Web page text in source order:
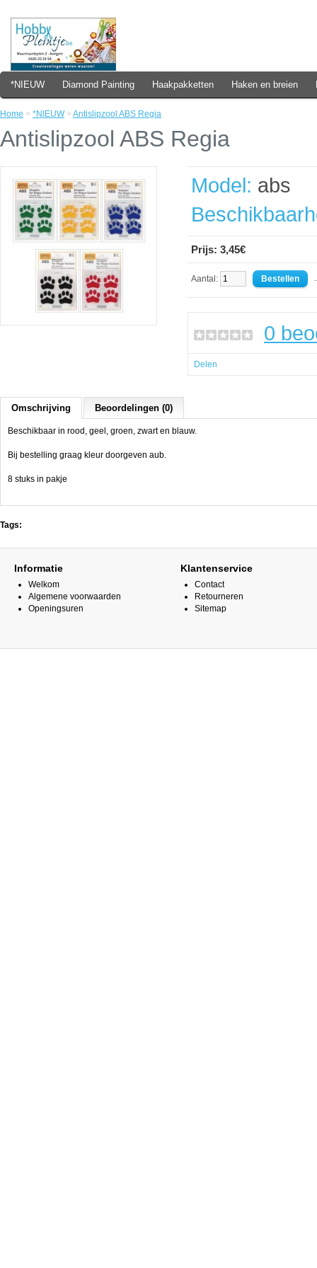
*NIEUW Diamond Painting Haakpakketten Haken en breien
Home > *NIEUW> Antislipzool ABS Regia
Antislipzool ABS Regia
Model: abs
Prijs: 3,45€
Aantal:
0
Delen
Omschrijving Beoordelingen (0)
Beschikbaar in rood, geel, groen, zwart en blauw.
Bij bestelling graag kleur doorgeven aub.
8 stuks in pakje
Tags:
Informatie
Welkom
Algemene voorwaarden
Openingsuren
Klantenservice
Contact
Retourneren
Sitemap